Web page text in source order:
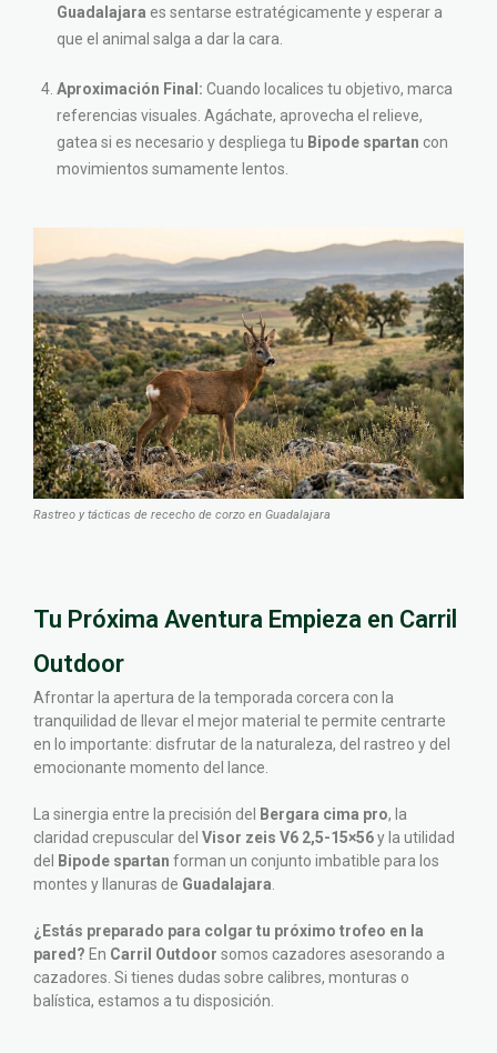
Guadalajara es sentarse estratégicamente y esperar a
que el animal salga a dar la cara.
Aproximación Final: Cuando localices tu objetivo, marca
referencias visuales. Agáchate, aprovecha el relieve,
gatea si es necesario y despliega tu Bipode spartan con
movimientos sumamente lentos.
Rastreo y tácticas de rececho de corzo en Guadalajara
Tu Próxima Aventura Empieza en Carril
Outdoor
Afrontar la apertura de la temporada corcera con la
tranquilidad de llevar el mejor material te permite centrarte
en lo importante: disfrutar de la naturaleza, del rastreo y del
emocionante momento del lance.
La sinergia entre la precisión del Bergara cima pro, la
claridad crepuscular del Visor zeis V6 2,5-15×56y la utilidad
del
Bipode spartan forman un conjunto imbatible para los
montes y llanuras de Guadalajara
¿Estás preparado para colgar tu próximo trofeo en la
pared? En Carril Outdoor somos cazadores asesorando a
cazadores. Si tienes dudas sobre calibres, monturas o
balística, estamos a tu disposición.